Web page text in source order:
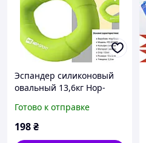
Эспандер силиконовый
овальный 13,6кг Hop-
зеленый, Эспандер для
рук, Эспандер кистевой
Готово к отправке
198₴